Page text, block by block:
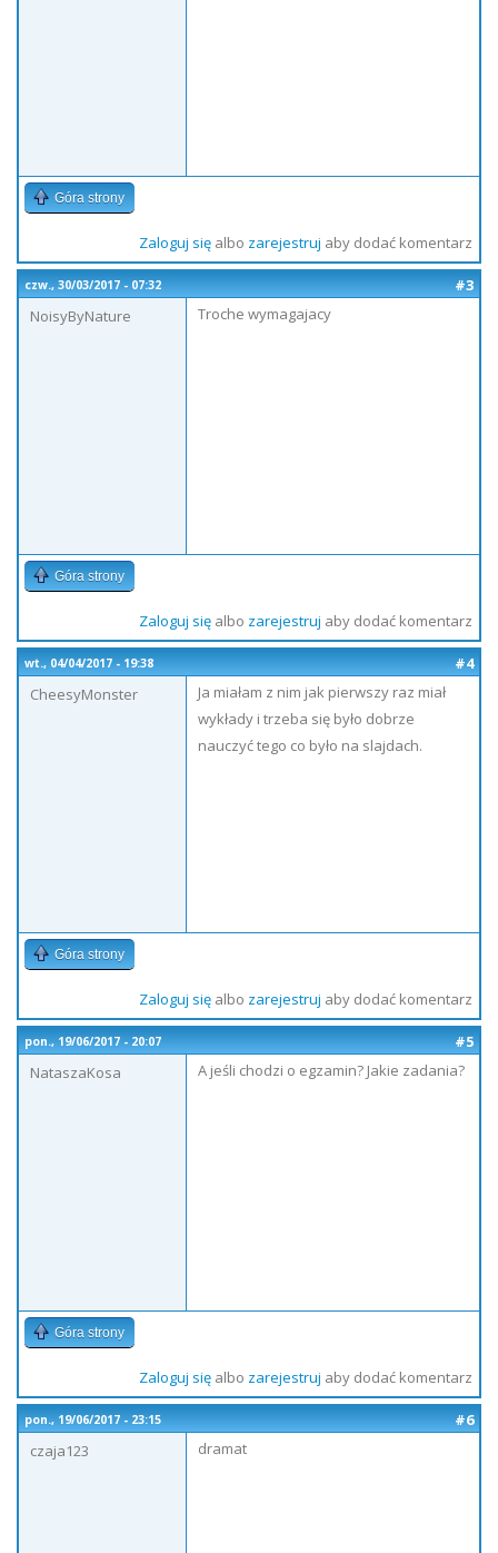
Góra strony
Zaloguj sięalbo zarejestruj aby dodać komentarz
czw., 30/03/2017 - 07:32
#3
NoisyByNature
Troche wymagajacy
Góra strony
Zaloguj sięalbo zarejestruj aby dodać komentarz
wt., 04/04/2017 - 19:38
#4
CheesyMonster
Ja miałam z nim jak pierwszy raz miał
wykłady i trzeba się było dobrze
nauczyć tego co było na slajdach.
Góra strony
Zaloguj sięalbo zarejestruj aby dodać komentarz
pon., 19/06/2017 - 20:07
#5
NataszaKosa
A jeśli chodzi o egzamin? Jakie zadania?
Góra strony
Zaloguj sięalbo zarejestruj aby dodać komentarz
pon., 19/06/2017 - 23:15
#6
czaja123
dramat